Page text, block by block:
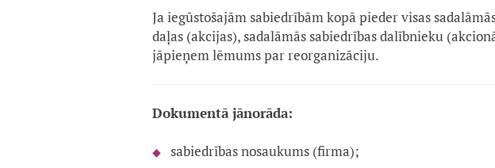
Ja iegūstošajām sabiedrībām kopā pieder visas
daļas (akcijas), sadalāmās sabiedrības dalībnieku
jāpieņem lēmums par reorganizāciju.
Dokumentā jānorāda:
sabiedrības nosaukums (firma);